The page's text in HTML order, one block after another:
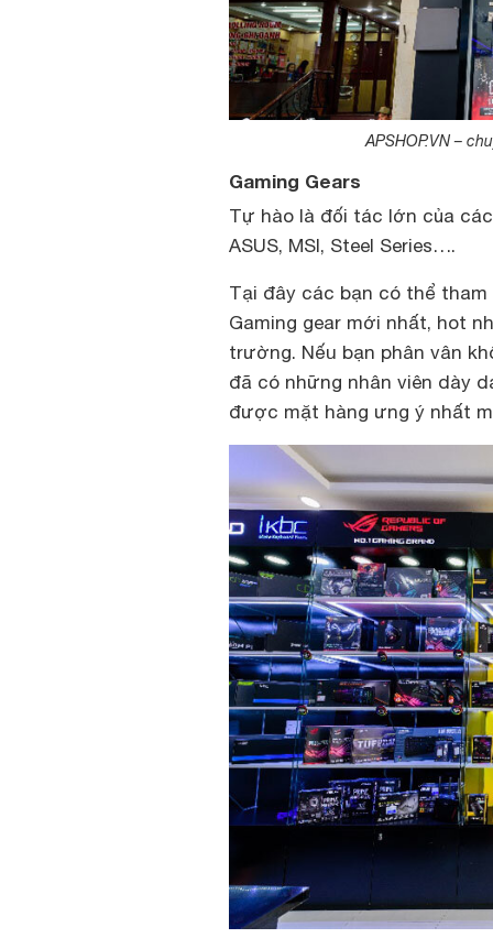
APSHOP.VN –
Gaming Gears
Tự hào là đối tác lớn của các
ASUS, MSI, Steel Series….
Tại đây các bạn có thể
Gaming gear mới nhất, hot
trường. Nếu bạn phân vân
đã có những nhân viên dày
được mặt hàng ưng ý nhất